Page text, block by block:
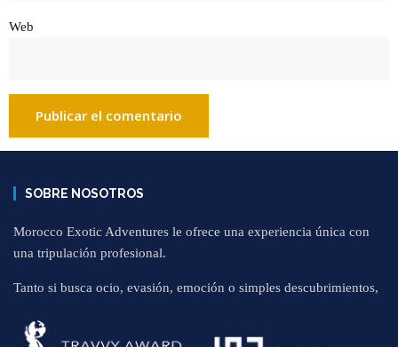
Web
SOBRE NOSOTROS
Morocco Exotic Adventures le ofrece una experiencia única con
una tripulación profesional.
Tanto si busca ocio, evasión, emoción o simples descubrimientos,